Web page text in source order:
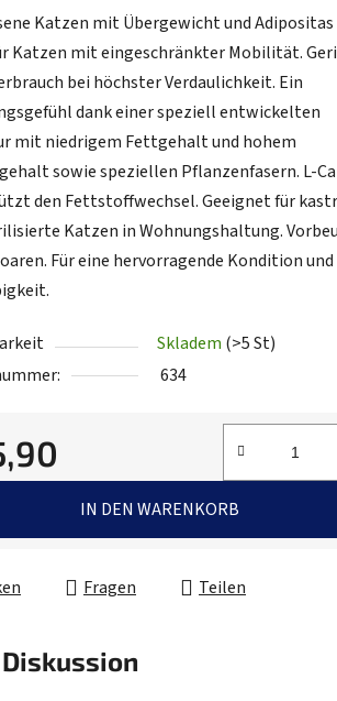
Katzen mit Übergewicht und Adipositas
Katzen mit eingeschränkter Mobilität.
bei höchster Verdaulichkeit. Ein
dank einer speziell entwickelten
mit niedrigem Fettgehalt und hohem
sowie speziellen Pflanzenfasern. L-
den Fettstoffwechsel. Geeignet für
Katzen in Wohnungshaltung.
Für eine hervorragende Kondition und
Skladem (>5 St)
634
IN DEN WARENKORB
Fragen Teilen
Diskussion